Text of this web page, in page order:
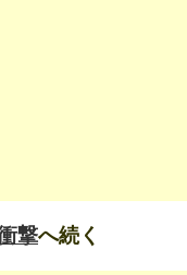
撃へ続く